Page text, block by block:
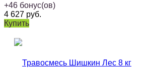
+46 бонус(ов)
4 627 руб.
Купить